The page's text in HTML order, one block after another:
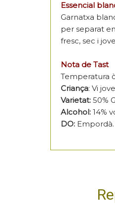
Essencial
Garnatxa
per separat
fresc, sec i
Nota de Tast
Temperatura
Criança: Vi
Varietat: 50%
Alcohol: 14%
DO: Empordà.